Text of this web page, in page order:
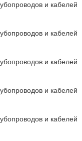
и кабелей
и кабелей
и кабелей
и кабелей
и кабелей